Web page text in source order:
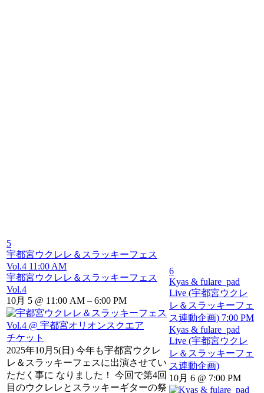
5
宇都宮ウクレレ＆スラッキーフェス
Vol.4 11:00 AM
宇都宮ウクレレ＆スラッキーフェス
Vol.4
10月 5 @ 11:00 AM – 6:00 PM
チケット
2025年10月5(日) 今年も宇都宮ウクレ
レ＆スラッキーフェスに出演させてい
ただく事に なりました！ 今回で第4回
目のウクレレとスラッキーギターの祭
6
Kyas & fulare_pad
Live (宇都宮ウクレ
レ＆スラッキーフェ
ス連動企画) 7:00 PM
Kyas & fulare_pad
Live (宇都宮ウクレ
レ＆スラッキーフェ
ス連動企画)
10月 6 @ 7:00 PM